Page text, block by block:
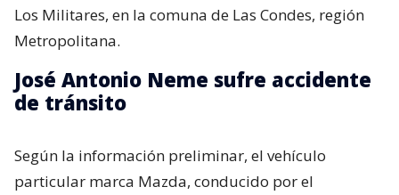
Los Militares, en la comuna de Las Condes, región
Metropolitana.
José Antonio Neme sufre accidente
de tránsito
Según la información preliminar, el vehículo
particular marca Mazda, conducido por el